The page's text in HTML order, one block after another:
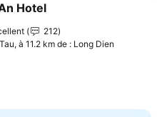
à mes favoris
Hotel
212
à 11.2 km de : Long Dien